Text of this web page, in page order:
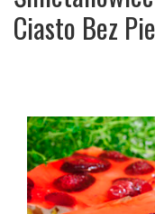
Ciasto Bez